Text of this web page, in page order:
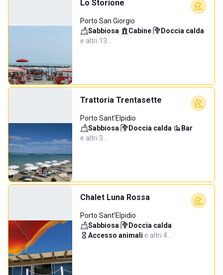
Lo Storione
Porto San Giorgio
Sabbiosa· Cabine· Doccia calda·
e altri 13…
Trattoria Trentasette
Porto Sant'Elpidio
Sabbiosa· Doccia calda· Bar·
e altri 3…
Chalet Luna Rossa
Porto Sant'Elpidio
Sabbiosa· Doccia calda·
Accesso animali·e altri 4…